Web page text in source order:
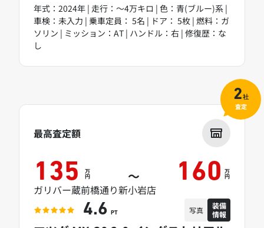
年式：2024年 | 走行：～4万キロ | 色：青(ブルー)系 |
車検：未入力 | 乗車定員： 5名 | ドア： 5枚 | 燃料：ガ
ソリン | ミッション：AT | ハンドル：右 | 修復歴：な
し
最高査定額
135 万
円 ～ 160 万
円
ガリバー蔵前橋通り新小岩店
4.6 PT 写真
装備
情報
2社
査定